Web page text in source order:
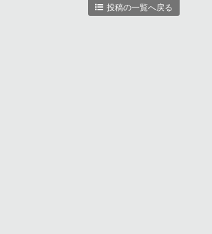
投稿の一覧へ戻る